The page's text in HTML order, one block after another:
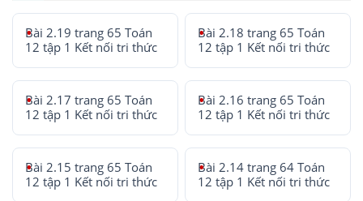
Bài 2.19 trang 65 Toán
12 tập 1 Kết nối tri thức
Bài 2.18 trang 65 Toán
12 tập 1 Kết nối tri thức
Bài 2.17 trang 65 Toán
12 tập 1 Kết nối tri thức
Bài 2.16 trang 65 Toán
12 tập 1 Kết nối tri thức
Bài 2.15 trang 65 Toán
12 tập 1 Kết nối tri thức
Bài 2.14 trang 64 Toán
12 tập 1 Kết nối tri thức